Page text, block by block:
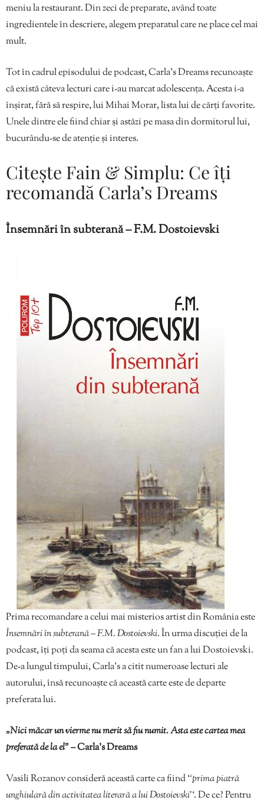
meniu la restaurant. Din zeci de preparate, având toate
ingredientele în descriere, alegem preparatul care ne place cel mai
mult.
Tot în cadrul episodului de podcast, Carla’s Dreams recunoaște
că există câteva lecturi care i-au marcat adolescența. Acesta i-a
înșirat, fără să respire, lui Mihai Morar, lista lui de cărți favorite.
Unele dintre ele fiind chiar și astăzi pe masa din dormitorul lui,
bucurându-se de atenție și interes.
Citește Fain & Simplu: Ce îți
recomandă Carla’s Dreams
Însemnări în subterană – F.M. Dostoievski
Prima recomandare a celui mai misterios artist din România este
Însemnări în subterană – F.M. Dostoievski. În urma discuției de la
podcast, îți poți da seama că acesta este un fan a lui Dostoievski.
De-a lungul timpului, Carla’s a citit numeroase lecturi ale
autorului, însă recunoaște că această carte este de departe
preferata lui.
„Nici măcar un vierme nu merit să fiu numit. Asta este cartea mea
preferată de la el” –Carla’s Dreams
Vasili Rozanov consideră această carte ca fiind ‘‘prima piatră
unghiulară din activitatea literară a lui Dostoievski’‘. De ce? Pentru